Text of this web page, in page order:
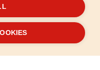
jog fenntartva
FEO